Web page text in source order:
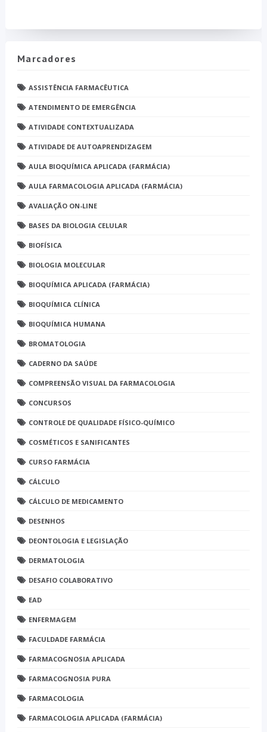
Marcadores
ASSISTÊNCIA FARMACÊUTICA
ATENDIMENTO DE EMERGÊNCIA
ATIVIDADE CONTEXTUALIZADA
ATIVIDADE DE AUTOAPRENDIZAGEM
AULA BIOQUÍMICA APLICADA (FARMÁCIA)
AULA FARMACOLOGIA APLICADA (FARMÁCIA)
AVALIAÇÃO ON-LINE
BASES DA BIOLOGIA CELULAR
BIOFÍSICA
BIOLOGIA MOLECULAR
BIOQUÍMICA APLICADA (FARMÁCIA)
BIOQUÍMICA CLÍNICA
BIOQUÍMICA HUMANA
BROMATOLOGIA
CADERNO DA SAÚDE
COMPREENSÃO VISUAL DA FARMACOLOGIA
CONCURSOS
CONTROLE DE QUALIDADE FÍSICO-QUÍMICO
COSMÉTICOS E SANIFICANTES
CURSO FARMÁCIA
CÁLCULO
CÁLCULO DE MEDICAMENTO
DESENHOS
DEONTOLOGIA E LEGISLAÇÃO
DERMATOLOGIA
DESAFIO COLABORATIVO
EAD
ENFERMAGEM
FACULDADE FARMÁCIA
FARMACOGNOSIA APLICADA
FARMACOGNOSIA PURA
FARMACOLOGIA
FARMACOLOGIA APLICADA (FARMÁCIA)